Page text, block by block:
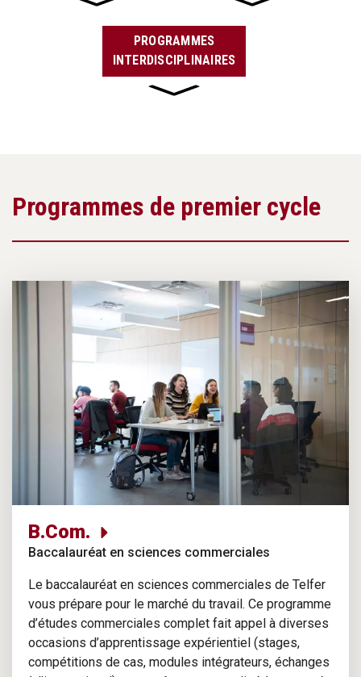
PROGRAMMES
INTERDISCIPLINAIRES
Programmes de premier cycle
B.Com.
Baccalauréat en sciences commerciales
Le baccalauréat en sciences commerciales de Telfer
vous prépare pour le marché du travail. Ce programme
d’études commerciales complet fait appel à diverses
occasions d’apprentissage expérientiel (stages,
compétitions de cas, modules intégrateurs, échanges